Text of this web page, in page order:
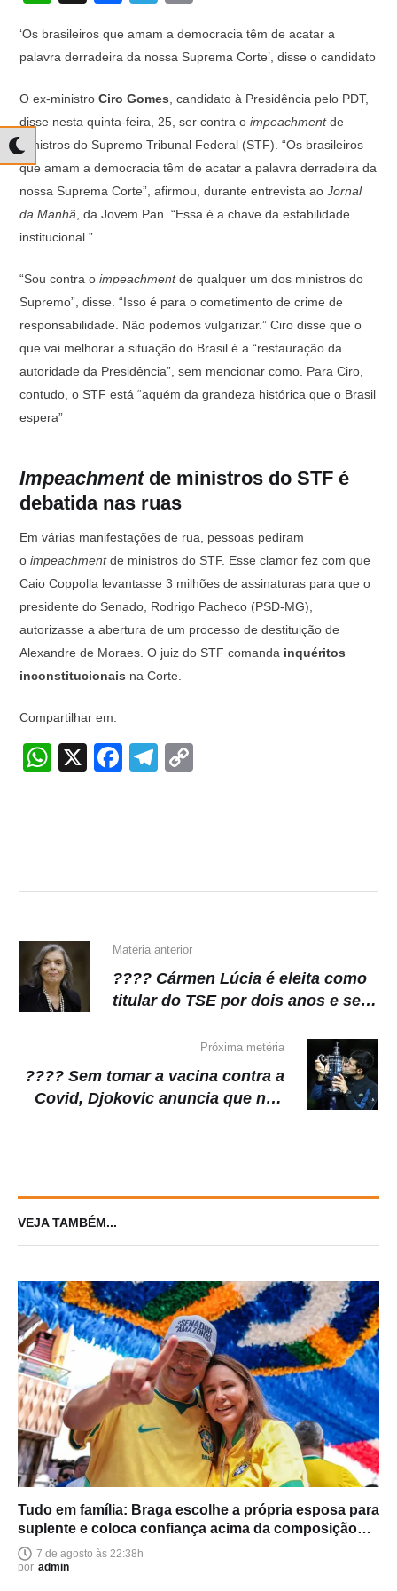
at
A
p
p
c
b
o
o
k
e
a
m
p
y
Li
n
k
‘Os brasileiros que amam a democracia têm de acatar a
palavra derradeira da nossa Suprema Corte’, disse o candidato
O ex-ministro Ciro Gomes, candidato à Presidência pelo PDT,
disse nesta quinta-feira, 25, ser contra o impeachmentde
ministros do Supremo Tribunal Federal (STF). “Os brasileiros
que amam a democracia têm de acatar a palavra derradeira da
nossa Suprema Corte”, afirmou, durante entrevista ao Jornal
da Manhã, da Jovem Pan. “Essa é a chave da estabilidade
institucional.”
“Sou contra o impeachmentde qualquer um dos ministros do
Supremo”, disse. “Isso é para o cometimento de crime de
responsabilidade. Não podemos vulgarizar.” Ciro disse que o
que vai melhorar a situação do Brasil é a “restauração da
autoridade da Presidência”, sem mencionar como. Para Ciro,
contudo, o STF está “aquém da grandeza histórica que o Brasil
espera”
Impeachment de ministros do STF é
debatida nas ruas
Em várias manifestações de rua, pessoas pediram
o impeachmentde ministros do STF. Esse clamor fez com que
Caio Coppolla levantasse 3 milhões de assinaturas para que o
presidente do Senado, Rodrigo Pacheco (PSD-MG),
autorizasse a abertura de um processo de destituição de
Alexandre de Moraes. O juiz do STF comanda inquéritos
inconstitucionais na Corte.
Compartilhar em:
W
p
X
F
o
k
T
m n
Matéria anterior
???? Cármen Lúcia é eleita como
titular do TSE por dois anos e se
Próxima metéria
???? Sem tomar a vacina contra a
Covid, Djokovic anuncia que não
VEJA TAMBÉM...
Tudo em família: Braga escolhe a própria esposa para
suplente e coloca confiança acima da composição
política
7 de agosto às 22:38h
por admin